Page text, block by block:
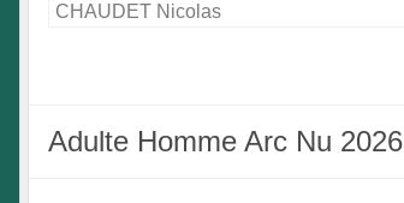
CHAUDET Nicolas
Adulte Homme Arc Nu 2026